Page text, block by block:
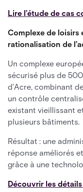
Lire l’étude de cas
Complexe de
rationalisation de
Un complexe
sécurisé plus de
d’Acre, combinant
un contrôle
existant vieillissant
plusieurs bâtiments.
Résultat : une
réponse améliorés
grâce à une
Découvrir les